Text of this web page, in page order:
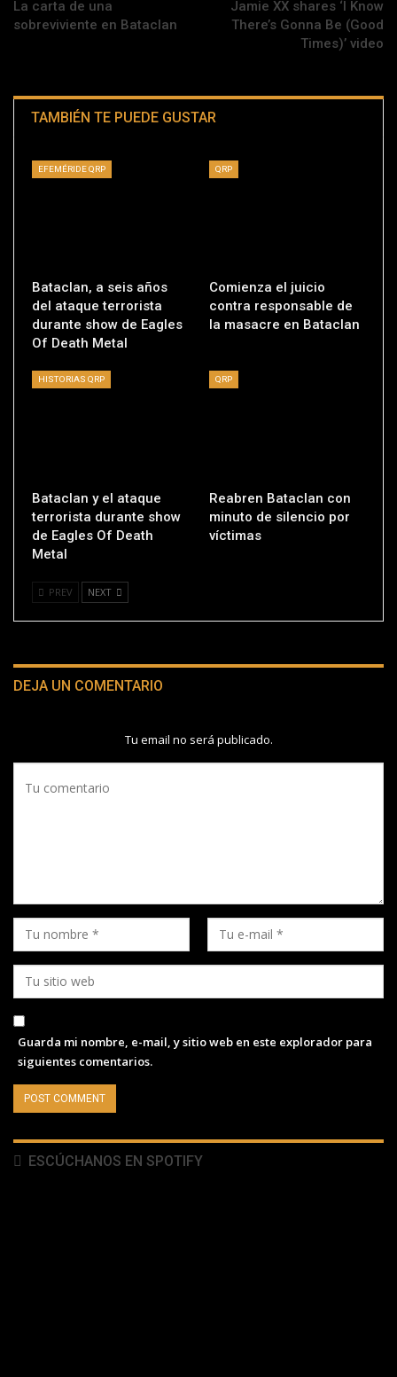
La carta de una
sobreviviente en Bataclan
Jamie XX shares ‘I Know
There’s Gonna Be (Good
Times)’ video
TAMBIÉN TE PUEDE GUSTAR
EFEMÉRIDE QRP
Bataclan, a seis años
del ataque terrorista
durante show de Eagles
Of Death Metal
QRP
Comienza el juicio
contra responsable de
la masacre en Bataclan
HISTORIAS QRP
Bataclan y el ataque
terrorista durante show
de Eagles Of Death
Metal
QRP
Reabren Bataclan con
minuto de silencio por
víctimas
PREV NEXT
DEJA UN COMENTARIO
Tu email no será publicado.
Guarda mi nombre, e-mail, y sitio web en este explorador para
siguientes comentarios.
ESCÚCHANOS EN SPOTIFY